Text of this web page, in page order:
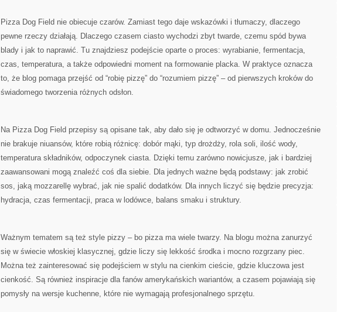
Pizza Dog Field nie obiecuje czarów. Zamiast tego daje wskazówki i tłumaczy, dlaczego
pewne rzeczy działają. Dlaczego czasem ciasto wychodzi zbyt twarde, czemu spód bywa
blady i jak to naprawić. Tu znajdziesz podejście oparte o proces: wyrabianie, fermentacja,
czas, temperatura, a także odpowiedni moment na formowanie placka. W praktyce oznacza
to, że blog pomaga przejść od “robię pizzę” do “rozumiem pizzę” – od pierwszych kroków do
świadomego tworzenia różnych odsłon.
Na Pizza Dog Field przepisy są opisane tak, aby dało się je odtworzyć w domu. Jednocześnie
nie brakuje niuansów, które robią różnicę: dobór mąki, typ drożdży, rola soli, ilość wody,
temperatura składników, odpoczynek ciasta. Dzięki temu zarówno nowicjusze, jak i bardziej
zaawansowani mogą znaleźć coś dla siebie. Dla jednych ważne będą podstawy: jak zrobić
sos, jaką mozzarellę wybrać, jak nie spalić dodatków. Dla innych liczyć się będzie precyzja:
hydracja, czas fermentacji, praca w lodówce, balans smaku i struktury.
Ważnym tematem są też style pizzy – bo pizza ma wiele twarzy. Na blogu można zanurzyć
się w świecie włoskiej klasycznej, gdzie liczy się lekkość środka i mocno rozgrzany piec.
Można też zainteresować się podejściem w stylu na cienkim cieście, gdzie kluczowa jest
cienkość. Są również inspiracje dla fanów amerykańskich wariantów, a czasem pojawiają się
pomysły na wersje kuchenne, które nie wymagają profesjonalnego sprzętu.